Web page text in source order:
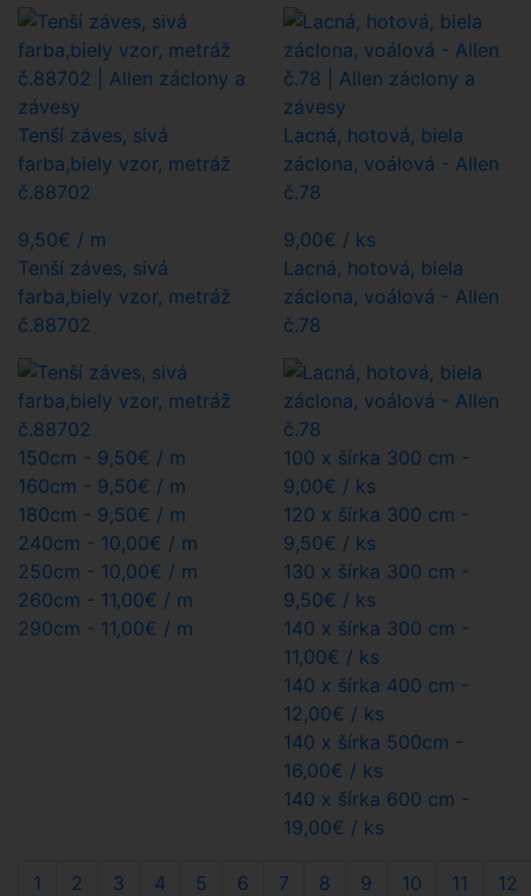
Tenší záves, sivá
farba,biely vzor, metráž
č.88702
9,50€ / m
Tenší záves, sivá
farba,biely vzor, metráž
č.88702
150cm - 9,50€ / m
160cm - 9,50€ / m
180cm - 9,50€ / m
240cm - 10,00€ / m
250cm - 10,00€ / m
260cm - 11,00€ / m
290cm - 11,00€ / m
Lacná, hotová, biela
záclona, voálová - Allen
č.78
9,00€ / ks
Lacná, hotová, biela
záclona, voálová - Allen
č.78
100 x šírka 300 cm -
9,00€ / ks
120 x šírka 300 cm -
9,50€ / ks
130 x šírka 300 cm -
9,50€ / ks
140 x šírka 300 cm -
11,00€ / ks
140 x šírka 400 cm -
12,00€ / ks
140 x šírka 500cm -
16,00€ / ks
140 x šírka 600 cm -
19,00€ / ks
1 2 3 4 5 6 7 8 9 10 11 12